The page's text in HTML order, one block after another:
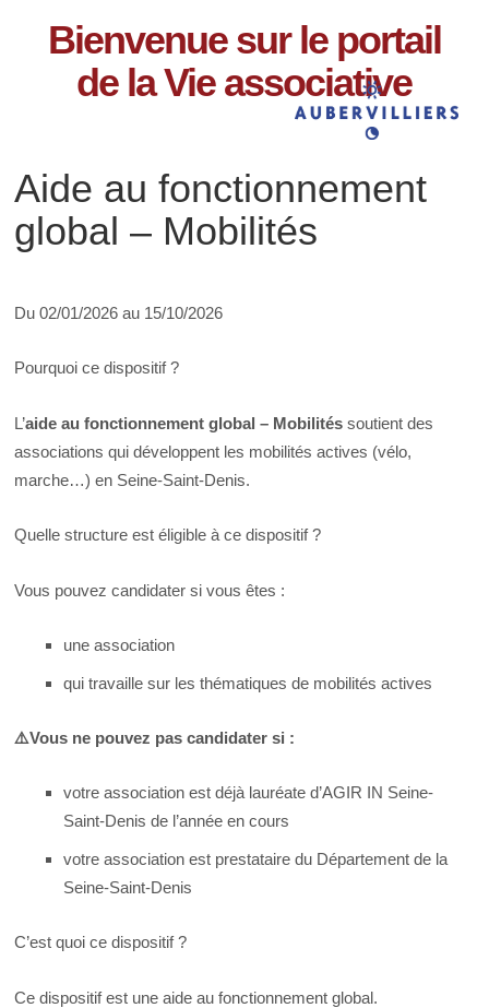
Bienvenue sur le portail
de la Vie associative
Aide au fonctionnement
global – Mobilités
Du 02/01/2026 au 15/10/2026
Pourquoi ce dispositif ?
L’aide au fonctionnement global – Mobilitéssoutient des
associations qui développent les mobilités actives (vélo,
marche…) en Seine-Saint-Denis.
Quelle structure est éligible à ce dispositif ?
Vous pouvez candidater si vous êtes :
une association
qui travaille sur les thématiques de mobilités actives
⚠️Vous ne pouvez pas candidater si :
votre association est déjà lauréate d’AGIR IN Seine-
Saint-Denis de l’année en cours
votre association est prestataire du Département de la
Seine-Saint-Denis
C’est quoi ce dispositif ?
Ce dispositif est une aide au fonctionnement global.